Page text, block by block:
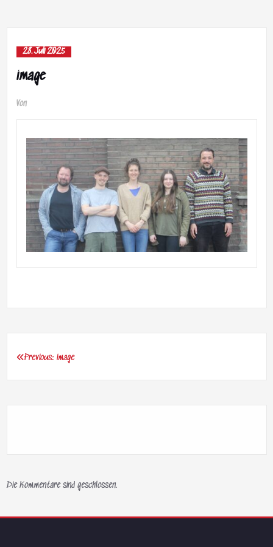
28. Juli 2025
image
Von
Beitragsnavigation
Previous: image
Die Kommentare sind geschlossen.